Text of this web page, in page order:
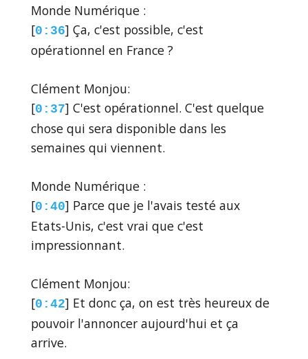
Monde Numérique :
[0:36] Ça, c'est possible, c'est
opérationnel en France ?
Clément Monjou:
[0:37] C'est opérationnel. C'est quelque
chose qui sera disponible dans les
semaines qui viennent.
Monde Numérique :
[0:40] Parce que je l'avais testé aux
Etats-Unis, c'est vrai que c'est
impressionnant.
Clément Monjou:
[0:42] Et donc ça, on est très heureux de
pouvoir l'annoncer aujourd'hui et ça
arrive.